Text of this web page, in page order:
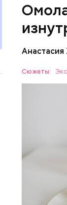
Сюжеты:
Дыня
лютеин
наше
калий